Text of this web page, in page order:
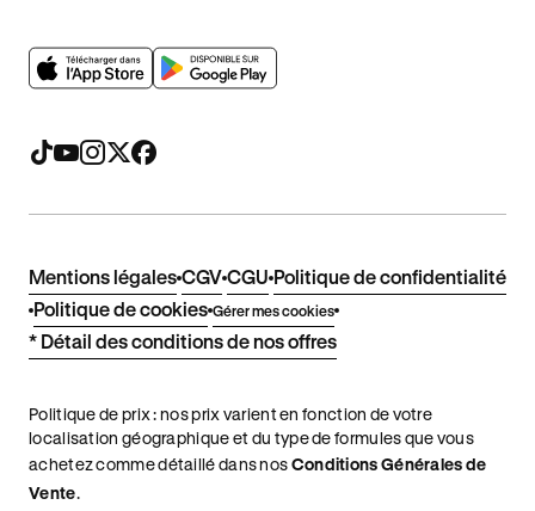
Mentions légales CGV CGU Politique de confidentialité
Politique de cookies Gérer mes cookies
* Détail des conditions de nos offres
Politique de prix : nos prix varient en fonction de votre
localisation géographique et du type de formules que vous
achetez comme détaillé dans nosConditions Générales de
Vente.